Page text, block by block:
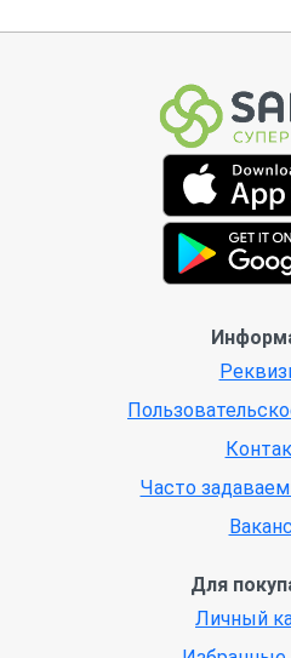
Часто
Для
Личный